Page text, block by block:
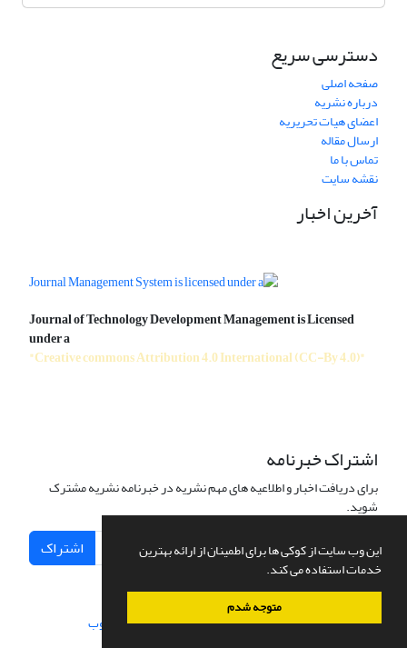
این وب سایت از کوکی ها برای اطمینان از ارائه بهترین
خدمات استفاده می کند.
متوجه شدم
دسترسی سریع
صفحه اصلی
درباره نشریه
اعضای هیات تحریریه
ارسال مقاله
تماس با ما
نقشه سایت
آخرین اخبار
Journal of Technology Development Management is Licensed
under a
"Creative commons Attribution 4.0 International (CC-By 4.0)"
اشتراک خبرنامه
برای دریافت اخبار و اطلاعیه های مهم نشریه در خبرنامه نشریه مشترک
شوید.
اشتراک
سامانه مدیریت نشریات علمی.طراحی و پیاده سازی از سیناوب